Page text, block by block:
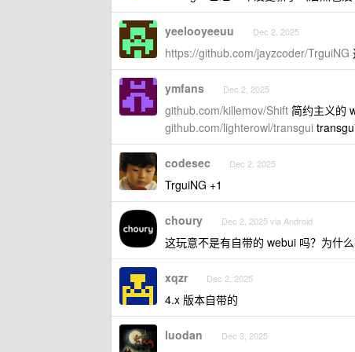
yeelooyeeuu Dec 2, 2025
https://github.com/jayzcoder/TrguiNG
ymfans Dec 2, 2025
github.com/killemov/Shift 简约主义的
github.com/lighterowl/transgui
codesec Dec 2, 2025
TrguiNG +1
choury Dec 2, 2025 via Android
这玩意不是有自带的 webui 吗？为什么
xqzr Dec 2, 2025
4.x 版本自带的
luodan Dec 3, 2025